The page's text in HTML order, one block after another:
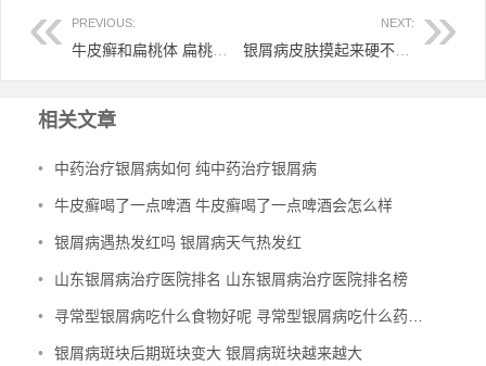
PREVIOUS: NEXT:
银屑病皮肤摸起来硬不硬 银屑病摸上去什么感觉
相关文章
• 中药治疗银屑病如何 纯中药治疗银屑病
• 牛皮癣喝了一点啤酒 牛皮癣喝了一点啤酒会怎么样
• 银屑病遇热发红吗 银屑病天气热发红
• 山东银屑病治疗医院排名 山东银屑病治疗医院排名榜
• 寻常型银屑病吃什么食物好呢 寻常型银屑病吃什么药效果好
• 银屑病斑块后期斑块变大 银屑病斑块越来越大